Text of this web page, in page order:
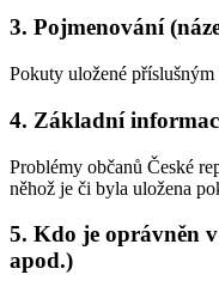
3. Pojmenování
Pokuty uložené
4. Základní
Problémy občanů České
něhož je či byla uložena
5. Kdo je oprávněn
apod.)